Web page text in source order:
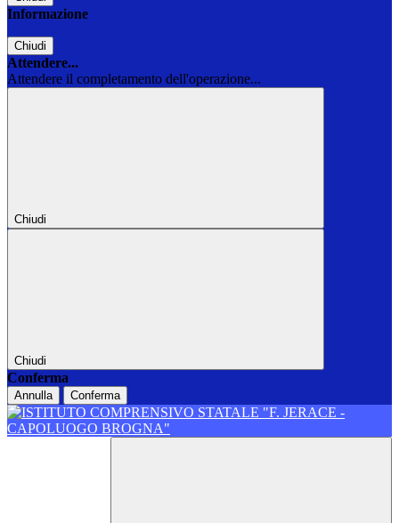
Informazione
Chiudi
Attendere...
Attendere il completamento dell'operazione...
Chiudi
Chiudi
Conferma
Annulla Conferma